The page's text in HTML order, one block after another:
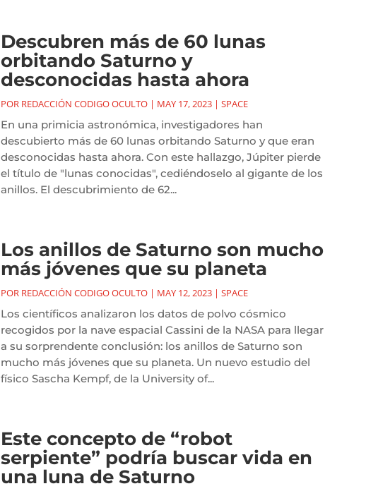
Descubren más de 60 lunas
orbitando Saturno y
desconocidas hasta ahora
POR REDACCIÓN CODIGO OCULTO| MAY 17, 2023| SPACE
En una primicia astronómica, investigadores han
descubierto más de 60 lunas orbitando Saturno y que eran
desconocidas hasta ahora. Con este hallazgo, Júpiter pierde
el título de "lunas conocidas", cediéndoselo al gigante de los
anillos. El descubrimiento de 62...
Los anillos de Saturno son mucho
más jóvenes que su planeta
POR REDACCIÓN CODIGO OCULTO| MAY 12, 2023| SPACE
Los científicos analizaron los datos de polvo cósmico
recogidos por la nave espacial Cassini de la NASA para llegar
a su sorprendente conclusión: los anillos de Saturno son
mucho más jóvenes que su planeta. Un nuevo estudio del
físico Sascha Kempf, de la University of...
Este concepto de “robot
serpiente” podría buscar vida en
una luna de Saturno